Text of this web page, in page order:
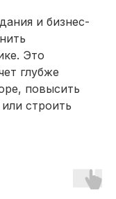
и бизнес-
Это
глубже
повысить
строить